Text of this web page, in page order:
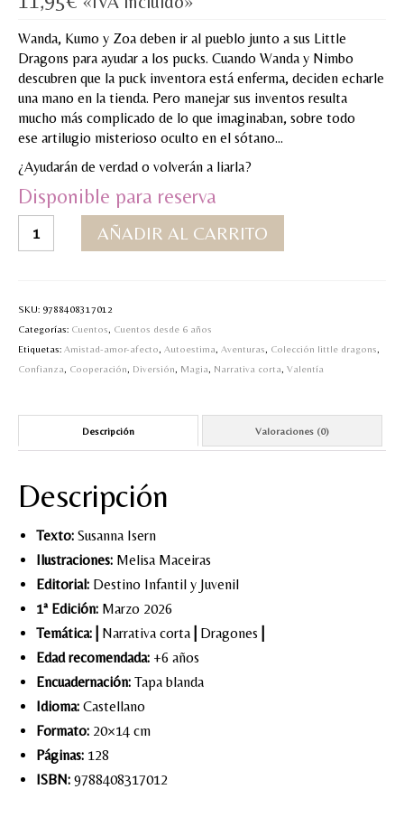
BLOG
MI CUENTA
Valoraciones y opiniones de TejiendoLEE un
cuento
Wanda, Kumo y Zoa deben ir al pueblo junto a sus Little
Dragons para ayudar a los pucks. Cuando Wanda y Nimbo
descubren que la puck inventora está enferma, deciden echarle
una mano en la tienda. Pero manejar sus inventos resulta
mucho más complicado de lo que imaginaban, sobre todo
ese artilugio misterioso oculto en el sótano…
¿Ayudarán de verdad o volverán a liarla?
Disponible para reserva
dragons-
de
los
inventos
cantidad
AÑADIR AL CARRITO
SKU: 9788408317012
Categorías: Cuentos
Cuentos desde 6 años
Etiquetas: Amistad-amor-afecto Autoestima Aventuras Colección little dragons
Confianza
Cooperación Diversión Magia Narrativa corta Valentía
Descripción Valoraciones (0)
Descripción
Texto: Susanna Isern
Ilustraciones: Melisa Maceiras
Editorial: Destino Infantil y Juvenil
1ª Edición: Marzo 2026
Temática:
Narrativa corta Dragones
Edad recomendada: +6 años
Encuadernación: Tapa blanda
Idioma: Castellano
Formato: 20×14 cm
Páginas: 128
ISBN: 9788408317012